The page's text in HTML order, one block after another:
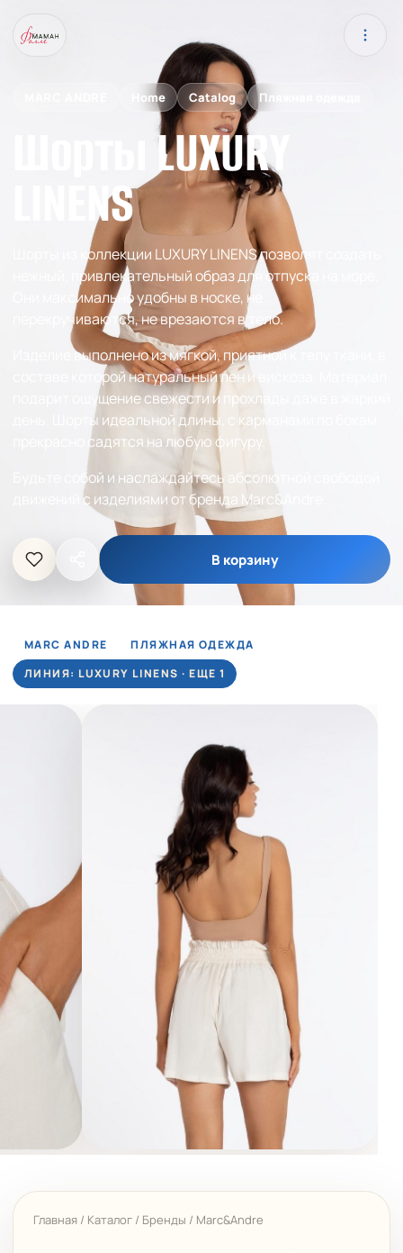
Home Catalog Пляжная одежда
Шорты LUXURY
LINENS
Шорты из коллекции LUXURY LINENS позволят создать
нежный, привлекательный образ для отпуска на море.
Они максимально удобны в носке, не
перекручиваются, не врезаются в тело.
Изделие выполнено из мягкой, приятной к телу ткани, в
составе которой натуральный лен и вискоза. Материал
подарит ощущение свежести и прохлады даже в жаркий
день. Шорты идеальной длины, с карманами по бокам
прекрасно садятся на любую фигуру.
Будьте собой и наслаждайтесь абсолютной свободой
движений с изделиями от бренда Marc&Andre.
В корзину
MARC ANDRE
ПЛЯЖНАЯ ОДЕЖДА
ЛИНИЯ: LUXURY LINENS · ЕЩЕ 1
Главная / Каталог / Бренды / Marc&Andre